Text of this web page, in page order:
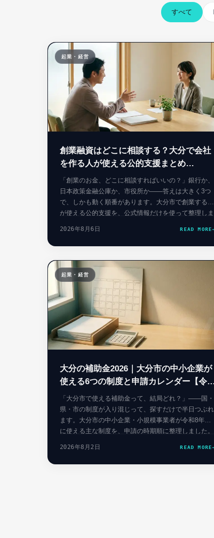
すべて
起業・経営
創業融資はどこに相談する？大分で会社
を作る人が使える公的支援まとめ
【2026】
「創業のお金、どこに相談すればいいの？」銀行か、
日本政策金融公庫か、市役所か——答えは大きく3つ
で、しかも動く順番があります。大分市で創業する人
が使える公的支援を、公式情報だけを使って整理しま
2026年8月6日 READ MORE
起業・経営
大分の補助金2026｜大分市の中小企業が
使える6つの制度と申請カレンダー【令和
8年度】
「大分市で使える補助金って、結局どれ？」——国・
県・市の制度が入り混じって、探すだけで半日つぶれ
ます。大分市の中小企業・小規模事業者が令和8年度
に使える主な制度を、申請の時期順に整理しました。
2026年8月2日 READ MORE